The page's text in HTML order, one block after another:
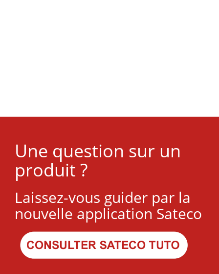
Une question sur un
produit ?
Laissez-vous guider par la
nouvelle application Sateco